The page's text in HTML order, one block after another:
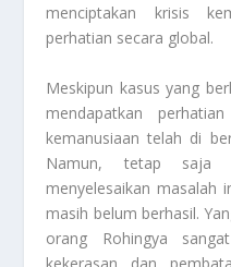
menciptakan krisis
perhatian secara global.
Meskipun kasus yang
mendapatkan
kemanusiaan telah di
Namun, tetap saja
menyelesaikan masalah
masih belum berhasil.
orang Rohingya